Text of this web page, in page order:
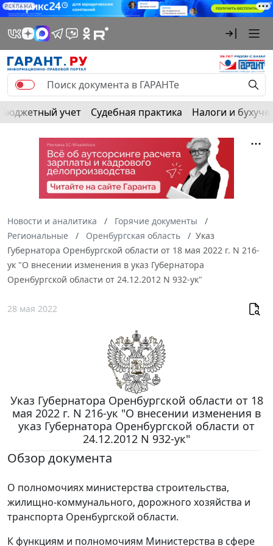
РЕКЛАМА
Бюджетный учет Судебная практика Налоги и
Новости и аналитика
Горячие документы
Региональные
Оренбургская область
Указ
Губернатора Оренбургской области от 18 мая 2022 г. N 216-
ук "О внесении изменения в указ Губернатора
Оренбургской области от 24.12.2012 N 932-ук"
28 мая 2022
Указ Губернатора Оренбургской области от 18
мая 2022 г. N 216-ук "О внесении изменения в
указ Губернатора Оренбургской области от
24.12.2012 N 932-ук"
Обзор документа
О полномочиях министерства строительства,
жилищно-коммунального, дорожного хозяйства и
транспорта Оренбургской области.
К функциям и полномочиям Министерства в сфере